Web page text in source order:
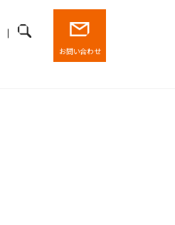
お問い合わせ